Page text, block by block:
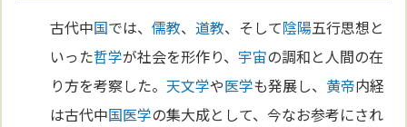
古代中国では、儒教、道教、そして陰陽五行思想と
いった哲学が社会を形作り、 宇宙の調和と人間の在
り方を考察した。天文学や医学も発展し、 黄帝内経
は古代中国医学の集大成として、今なお参考にされ